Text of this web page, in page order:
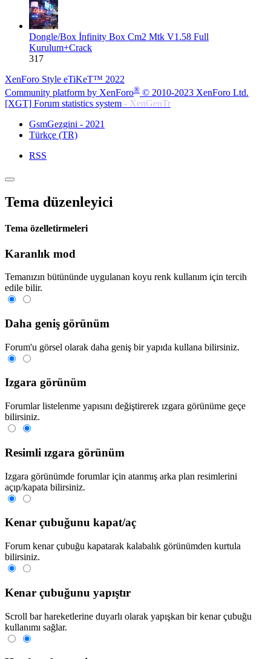
Dongle/Box İnfinity Box Cm2 Mtk V1.58 Full
Kurulum+Crack
317
XenForo Style eTiKeT™ 2022
Community platform by XenForo® © 2010-2023 XenForo Ltd.
[XGT] Forum statistics system - XenGenTr
GsmGezgini - 2021
Türkçe (TR)
RSS
Tema düzenleyici
Tema özelletirmeleri
Karanlık mod
Temanızın bütününde uygulanan koyu renk kullanım için tercih
edile bilir.
Daha geniş görünüm
Forum'u görsel olarak daha geniş bir yapıda kullana bilirsiniz.
Izgara görünüm
Forumlar listelenme yapısını değiştirerek ızgara görünüme geçe
bilirsiniz.
Resimli ızgara görünüm
Izgara görünümde forumlar için atanmış arka plan resimlerini
açıp/kapata bilirsiniz.
Kenar çubuğunu kapat/aç
Forum kenar çubuğu kapatarak kalabalık görünümden kurtula
bilirsiniz.
Kenar çubuğunu yapıştır
Scroll bar hareketlerine duyarlı olarak yapışkan bir kenar çubuğu
kullanımı sağlar.